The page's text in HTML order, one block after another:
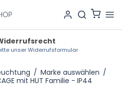
unser Widerrufsformular
/ Marke auswählen /
mit HUT Familie - IP44